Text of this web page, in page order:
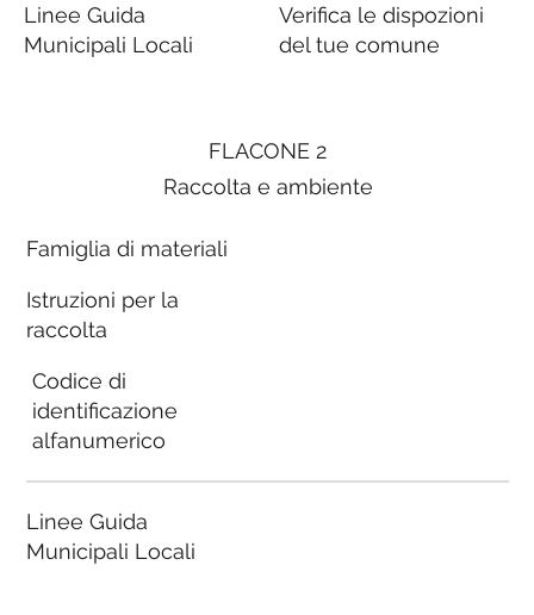
FLACONE 2
Raccolta e ambiente
Famiglia di materiali
Istruzioni per la
raccolta
Codice di
identificazione
alfanumerico
Linee Guida
Municipali Locali
Linee Guida
Municipali Locali
Verifica le dispozioni
del tue comune